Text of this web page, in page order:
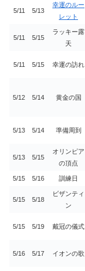
5/11 5/13
幸運のルー
レット
5/11 5/15
ラッキー露
天
5/11 5/15 幸運の訪れ
5/12 5/14 黄金の国
5/13 5/14 準備周到
5/13 5/15
オリンピア
の頂点
5/15 5/16 訓練日
5/15 5/18
ビザンティ
ン
5/15 5/19 戴冠の儀式
5/16 5/17 イオンの歌